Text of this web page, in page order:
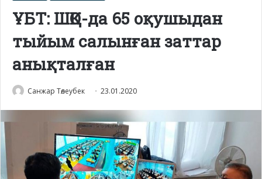
ҰБТ: ШҚО-да 65 оқушыдан
тыйым салынған заттар
анықталған
Санжар Төлеубек 23.01.2020